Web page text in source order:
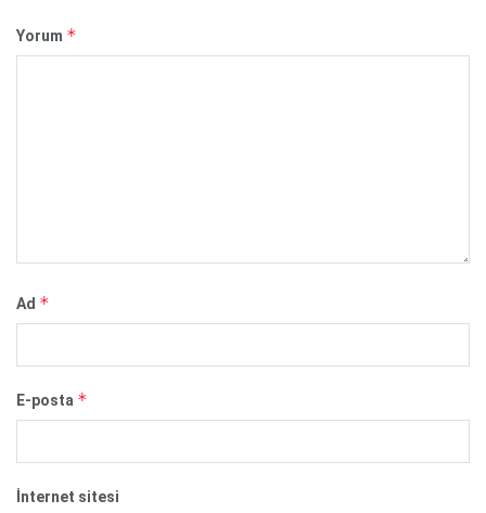
Yorum *
Ad *
E-posta *
İnternet sitesi